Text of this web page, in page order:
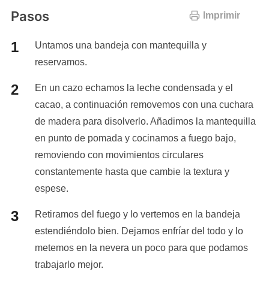
Imprimir
Pasos
Untamos una bandeja con mantequilla y
reservamos.
En un cazo echamos la leche condensada y el
cacao, a continuación removemos con una cuchara
de madera para disolverlo. Añadimos la mantequilla
en punto de pomada y cocinamos a fuego bajo,
removiendo con movimientos circulares
constantemente hasta que cambie la textura y
espese.
Retiramos del fuego y lo vertemos en la bandeja
estendiéndolo bien. Dejamos enfríar del todo y lo
metemos en la nevera un poco para que podamos
trabajarlo mejor.